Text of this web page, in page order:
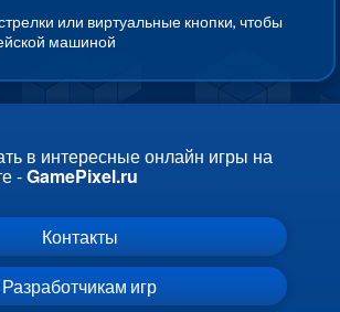
или виртуальные кнопки, чтобы
машиной
в интересные онлайн игры на
-GamePixel.ru
Контакты
Разработчикам игр